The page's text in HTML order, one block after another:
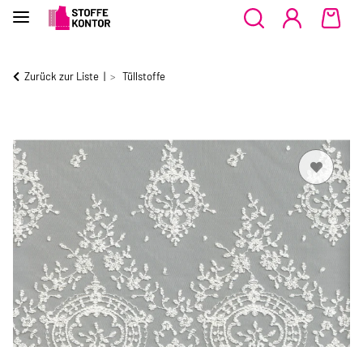
Zurück zur Liste Tüllstoffe